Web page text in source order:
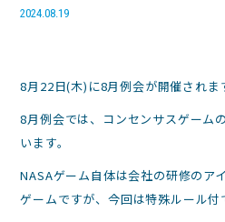
2024.08.19
8月22日(木)に8月例会が開催されま
8月例会では、コンセンサスゲーム
います。
NASAゲーム自体は会社の研修のア
ゲームですが、今回は特殊ルール付